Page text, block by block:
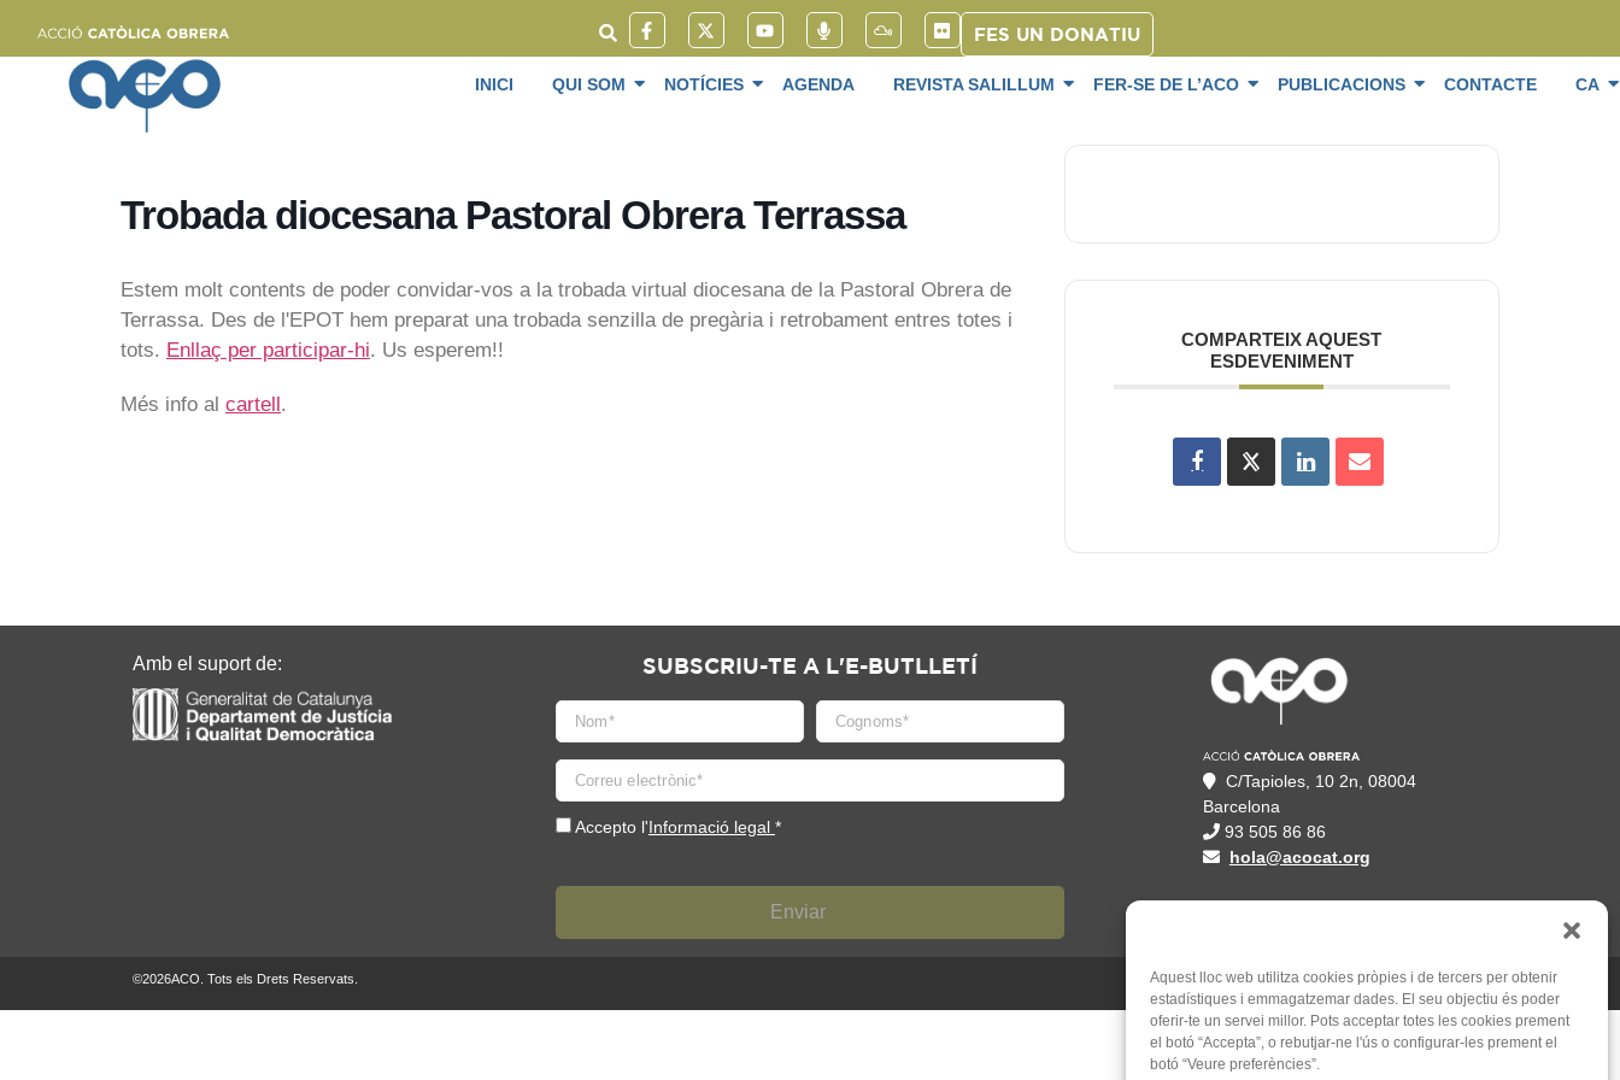
Aquest lloc web utilitza cookies pròpies i de tercers per obtenir
estadístiques i emmagatzemar dades. El seu objectiu és poder
oferir-te un servei millor. Pots acceptar totes les cookies prement
el botó “Accepta”, o rebutjar-ne l'ús o configurar-les prement el
botó “Veure preferències”.
FES UN DONATIU
INICI QUI SOM NOTÍCIES AGENDA REVISTA SALILLUM FER-SE DE L’ACO PUBLICACIONS CONTACTE CA
Trobada diocesana Pastoral Obrera Terrassa
Estem molt contents de poder convidar-vos a la trobada virtual diocesana de la Pastoral Obrera de
Terrassa. Des de l'EPOT hem preparat una trobada senzilla de pregària i retrobament entres totes i
tots. Enllaç per participar-hi. Us esperem!!
Més info al cartell .
COMPARTEIX AQUEST
ESDEVENIMENT
Amb el suport de: SUBSCRIU-TE A L'E-BUTLLETÍ
Accepto l'Informació legal *
C/Tapioles, 10 2n, 08004
Barcelona
93 505 86 86
hola@acocat.org
©2026ACO. Tots els Drets Reservats. Un web deMauricio Mardones